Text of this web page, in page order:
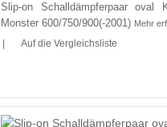
Slip-on Schalldämpferpaar oval
Monster 600/750/900(-2001) Mehr
Auf die Vergleichsliste